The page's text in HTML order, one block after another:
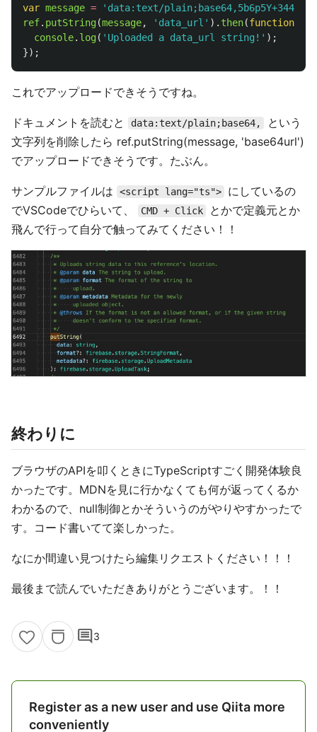
var message = ' data:text/
ref. putString(message, ' data_url ' ). then(function
console. log( ' Uploaded a data_url string! ' );
});
これでアップロードできそうですね。
ドキュメントを読むと data:text/plain;base64,
という
文字列を削除したら ref.putString(message, 'base64url')
でアップロードできそうです。たぶん。
サンプルファイルは <script lang="ts">
にしているの
でVSCodeでひらいて、
CMD + Click
とかで定義元とか
飛んで行って自分で触ってみてください！！
終わりに
ブラウザのAPIを叩くときにTypeScriptすごく開発体験良
かったです。MDNを見に行かなくても何が返ってくるか
わかるので、null制御とかそういうのがやりやすかったで
す。コード書いてて楽しかった。
なにか間違い見つけたら編集リクエストください！！！
最後まで読んでいただきありがとうございます。！！
comment3
Register as a new user and use Qiita more
conveniently